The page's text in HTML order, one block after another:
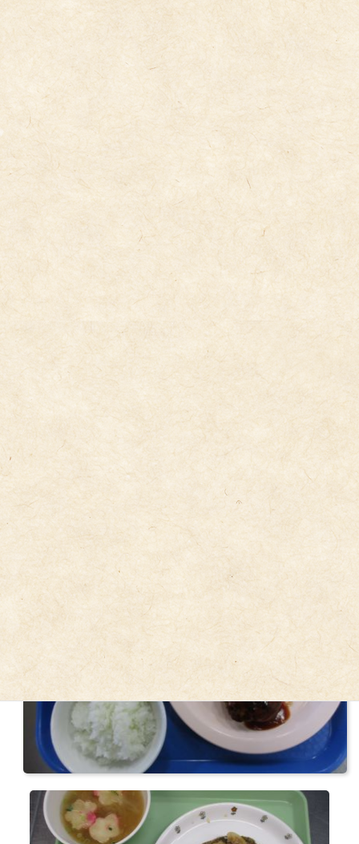
キ
ッ
プ
に
移
動
今日の給食
2024年11月19日
11/19(火）
11/19（火）の給食です。